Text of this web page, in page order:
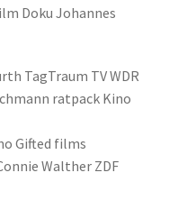
Doku Johannes
TagTraum TV WDR
ratpack Kino
Gifted films
Walther ZDF